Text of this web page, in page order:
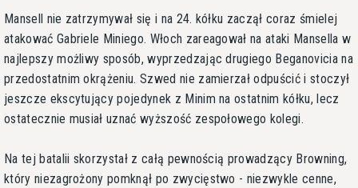
Mansell nie zatrzymywał się i na 24. kółku zaczął coraz śmielej
atakować Gabriele Miniego. Włoch zareagował na ataki Mansella w
najlepszy możliwy sposób, wyprzedzając drugiego Beganovicia na
przedostatnim okrążeniu. Szwed nie zamierzał odpuścić i stoczył
jeszcze ekscytujący pojedynek z Minim na ostatnim kółku, lecz
ostatecznie musiał uznać wyższość zespołowego kolegi.
Na tej batalii skorzystał z całą pewnością prowadzący Browning,
który niezagrożony pomknął po zwycięstwo - niezwykle cenne,